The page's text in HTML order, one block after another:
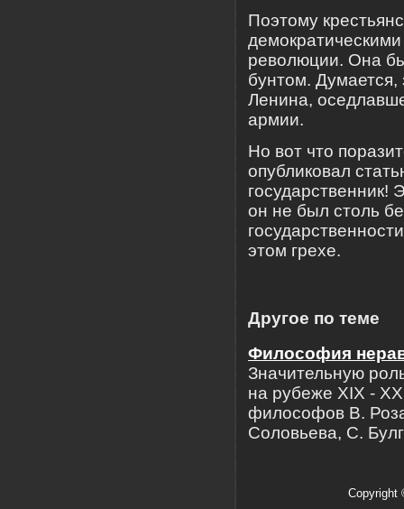
Поэтому
революции. Она
бунтом. Думается,
Ленина,
армии.
Но вот что
опубликовал
государственник!
он не был столь
этом грехе.
Другое по теме
Философия
Значительную
на рубеже XIX -
философов В.
Соловьева, С.
Copyright